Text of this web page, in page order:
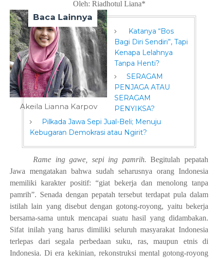
Oleh: Riadhotul Liana*
Akeila Lianna Karpov
Baca Lainnya
Katanya “Bos
Bagi Diri Sendiri”, Tapi
Kenapa Lelahnya
Tanpa Henti?
SERAGAM
PENJAGA ATAU
SERAGAM
PENYIKSA?
Pilkada Jawa Sepi Jual-Beli; Menuju
Kebugaran Demokrasi atau Ngirit?
Rame ing gawe, sepi ing pamrih.Begitulah pepatah
Jawa mengatakan bahwa sudah seharusnya orang Indonesia
memiliki karakter positif: “giat bekerja dan menolong tanpa
pamrih”. Senada dengan pepatah tersebut terdapat pula dalam
istilah lain yang disebut dengan gotong-royong, yaitubekerja
bersama-sama untuk mencapai suatu hasil yang didambakan.
Sifat inilah yang harus dimiliki seluruh masyarakat Indonesia
terlepas dari segala perbedaan suku, ras, maupun etnis di
Indonesia. Di era kekinian, rekonstruksi mental gotong-royong